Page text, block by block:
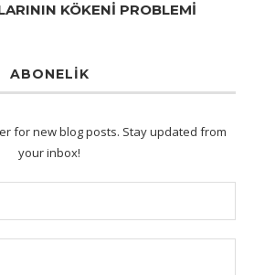
KÖKENİ PROBLEMİ
ABONELIK
for new blog posts. Stay updated from
your inbox!